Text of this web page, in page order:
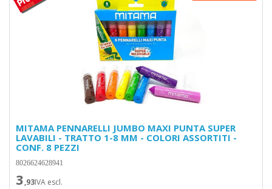
MITAMA PENNARELLI JUMBO MAXI PUNTA SUPER
LAVABILI - TRATTO 1-8 MM - COLORI ASSORTITI -
CONF. 8 PEZZI
8026624628941
3,93IVA escl.